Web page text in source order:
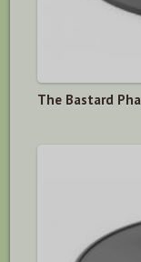
The Bastard